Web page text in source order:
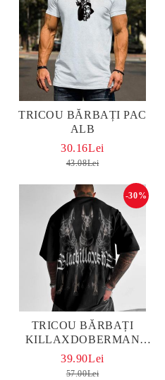
TRICOU BĂRBAȚI PAC
ALB
30.16Lei
43.08Lei
TRICOU BĂRBAȚI
KILLAXDOBERMAN
OVERSIZED
-30%
39.90Lei
57.00Lei